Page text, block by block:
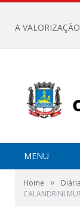
MENU
Home »
CALANDRINI